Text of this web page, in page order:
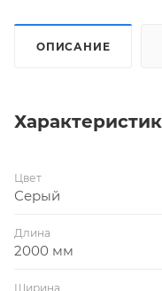
ОПИСАНИЕ
Цвет
Серый
Длина
2000 мм
Ширина